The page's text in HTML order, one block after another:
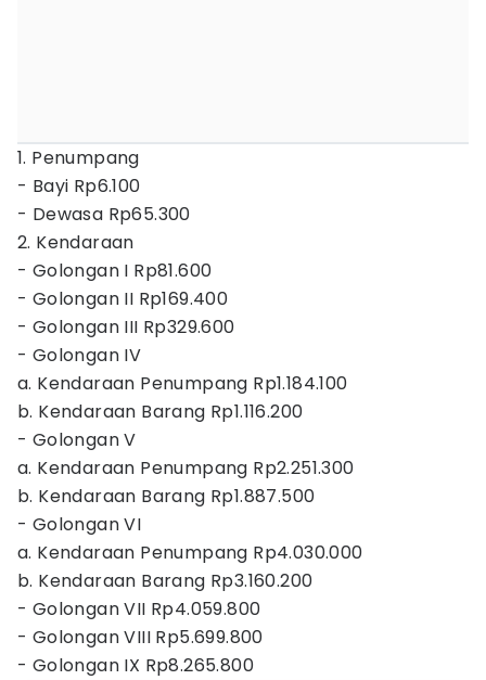
1. Penumpang
- Bayi Rp6.100
- Dewasa Rp65.300
2. Kendaraan
- Golongan I Rp81.600
- Golongan II Rp169.400
- Golongan III Rp329.600
- Golongan IV
a. Kendaraan Penumpang Rp1.184.100
b. Kendaraan Barang Rp1.116.200
- Golongan V
a. Kendaraan Penumpang Rp2.251.300
b. Kendaraan Barang Rp1.887.500
- Golongan VI
a. Kendaraan Penumpang Rp4.030.000
b. Kendaraan Barang Rp3.160.200
- Golongan VII Rp4.059.800
- Golongan VIII Rp5.699.800
- Golongan IX Rp8.265.800